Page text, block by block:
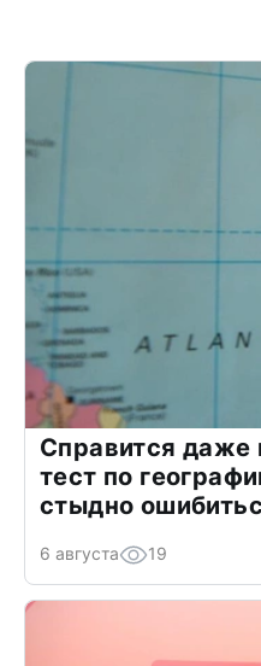
Справится даже
тест по
стыдно
6 августа 19